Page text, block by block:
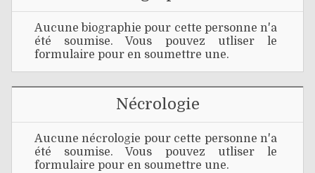
Aucune biographie pour cette personne n'a
été soumise. Vous pouvez utliser le
formulaire pour en soumettre une.
Nécrologie
Aucune nécrologie pour cette personne n'a
été soumise. Vous pouvez utliser le
formulaire pour en soumettre une.